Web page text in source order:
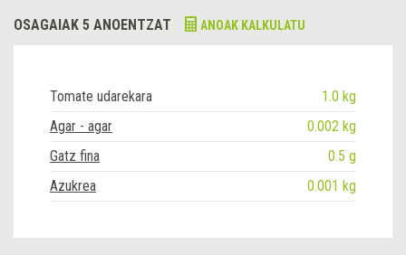
OSAGAIAK 5 ANOENTZAT ANOAK KALKULATU
Tomate udarekara
1.0 kg
Agar - agar
0.002 kg
Gatz fina
0.5 g
Azukrea
0.001 kg